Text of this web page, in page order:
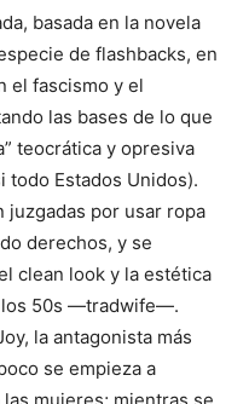
basada en la novela
de flashbacks, en
el fascismo y el
las bases de lo que
teocrática y opresiva
todo Estados Unidos).
juzgadas por usar ropa
derechos, y se
clean look y la estética
los 50s —tradwife—.
la antagonista más
se empieza a